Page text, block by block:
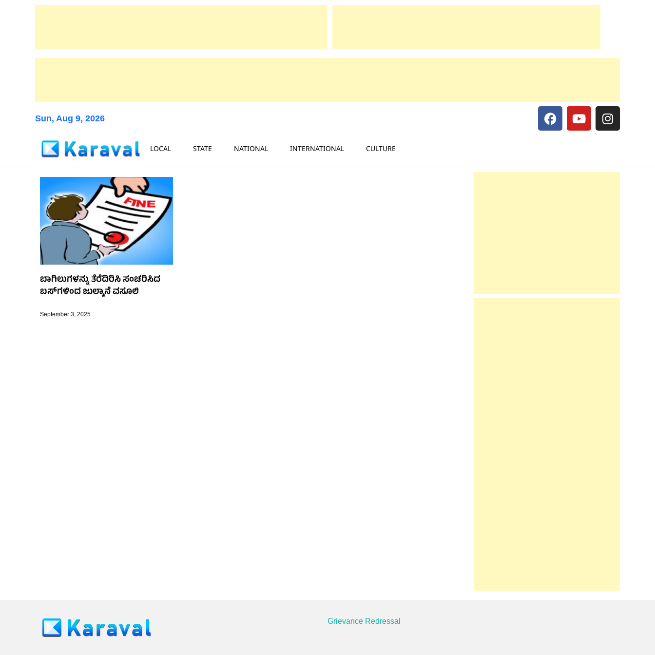
Sun, Aug 9, 2026
LOCAL STATE NATIONAL INTERNATIONAL CULTURE
ಬಾಗಿಲುಗಳನ್ನು ತೆರೆದಿರಿಸಿ ಸಂಚರಿಸಿದ
ಬಸ್‌ಗಳಿಂದ ಜುಲ್ಮಾನೆ ವಸೂಲಿ
September 3, 2025
Grievance Redressal